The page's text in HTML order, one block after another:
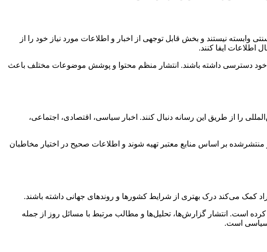
نیستند و بخش قابل توجهی از اخبار و اطلاعات مورد نیاز خود را از
اطلاعات ایفا کنند.
خود دسترسی داشته باشند. انتشار منظم محتوا و پوشش موضوعات مختلف باعث
را از طریق این رسانه دنبال کنند. اخبار سیاسی، اقتصادی، اجتماعی،
بر اساس منابع معتبر تهیه شوند و اطلاعات صحیح در اختیار مخاطبان
کمک می‌کند درک بهتری از شرایط کشورها و روندهای جهانی داشته باشند.
است. انتشار گزارش‌ها، تحلیل‌ها و مطالب مرتبط با مسائل روز از جمله
سیاسی است.